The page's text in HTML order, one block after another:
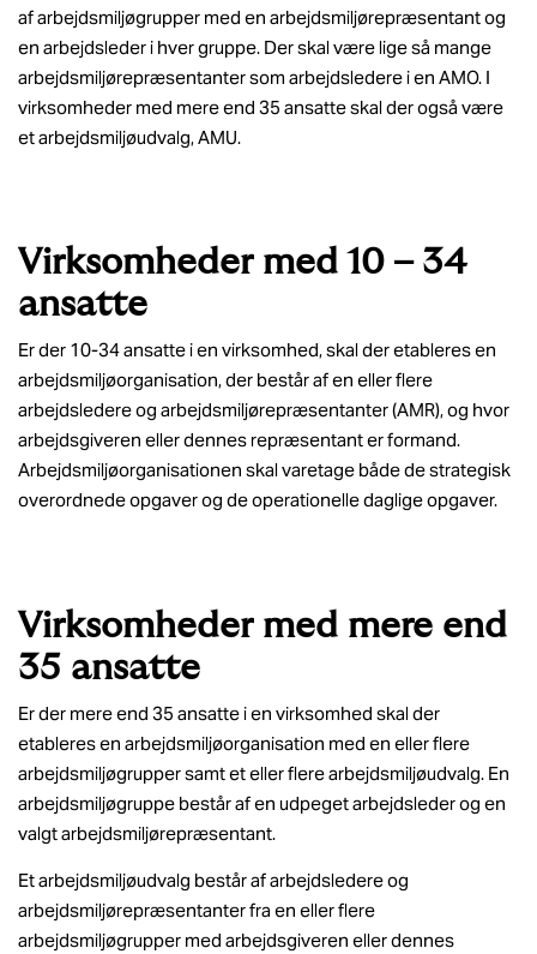
af arbejdsmiljøgrupper med en arbejdsmiljørepræsentant og
en arbejdsleder i hver gruppe. Der skal være lige så mange
arbejdsmiljørepræsentanter som arbejdsledere i en AMO. I
virksomheder med mere end 35 ansatte skal der også være
et arbejdsmiljøudvalg, AMU.
Virksomheder med 10 – 34
ansatte
Er der 10-34 ansatte i en virksomhed, skal der etableres en
arbejdsmiljøorganisation, der består af en eller flere
arbejdsledere og arbejdsmiljørepræsentanter (AMR), og hvor
arbejdsgiveren eller dennes repræsentant er formand.
Arbejdsmiljøorganisationen skal varetage både de strategisk
overordnede opgaver og de operationelle daglige opgaver.
Virksomheder med mere end
35 ansatte
Er der mere end 35 ansatte i en virksomhed skal der
etableres en arbejdsmiljøorganisation med en eller flere
arbejdsmiljøgrupper samt et eller flere arbejdsmiljøudvalg. En
arbejdsmiljøgruppe består af en udpeget arbejdsleder og en
valgt arbejdsmiljørepræsentant.
Et arbejdsmiljøudvalg består af arbejdsledere og
arbejdsmiljørepræsentanter fra en eller flere
arbejdsmiljøgrupper med arbejdsgiveren eller dennes